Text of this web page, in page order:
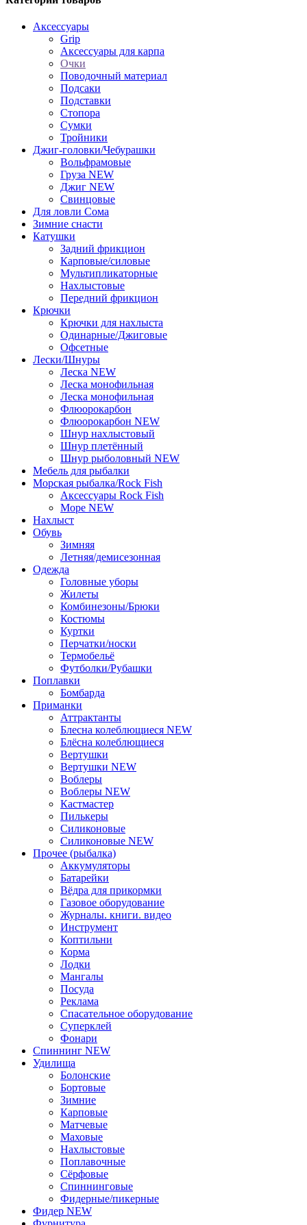
Аксессуары
Grip
Аксессуары для карпа
Очки
Поводочный материал
Подсаки
Подставки
Стопора
Сумки
Тройники
Джиг-головки/Чебурашки
Вольфрамовые
Груза NEW
Джиг NEW
Свинцовые
Для ловли Сома
Зимние снасти
Катушки
Задний фрикцион
Карповые/силовые
Мультипликаторные
Нахлыстовые
Передний фрикцион
Крючки
Крючки для нахлыста
Одинарные/Джиговые
Офсетные
Лески/Шнуры
Леска NEW
Леска монофильная
Леска монофильная
Флюорокарбон
Флюорокарбон NEW
Шнур нахлыстовый
Шнур плетённый
Шнур рыболовный NEW
Мебель для рыбалки
Морская рыбалка/Rock Fish
Аксессуары Rock Fish
Море NEW
Нахлыст
Обувь
Зимняя
Летняя/демисезонная
Одежда
Головные уборы
Жилеты
Комбинезоны/Брюки
Костюмы
Куртки
Перчатки/носки
Термобельё
Футболки/Рубашки
Поплавки
Бомбарда
Приманки
Аттрактанты
Блеснa колеблющиеся NEW
Блёсна колеблющиеся
Вертушки
Вертушки NEW
Воблеры
Воблеры NEW
Кастмастер
Пилькеры
Силиконовые
Силиконовые NEW
Прочее (рыбалка)
Аккумуляторы
Батарейки
Вёдра для прикормки
Газовое оборудование
Журналы. книги. видео
Инструмент
Коптильни
Корма
Лодки
Мангалы
Посуда
Реклама
Спасательное оборудование
Суперклей
Фонари
Спиннинг NEW
Удилища
Болонские
Бортовые
Зимние
Карповые
Матчевые
Маховые
Нахлыстовые
Поплавочные
Сёрфовые
Спиннинговые
Фидерные/пикерные
Фидер NEW